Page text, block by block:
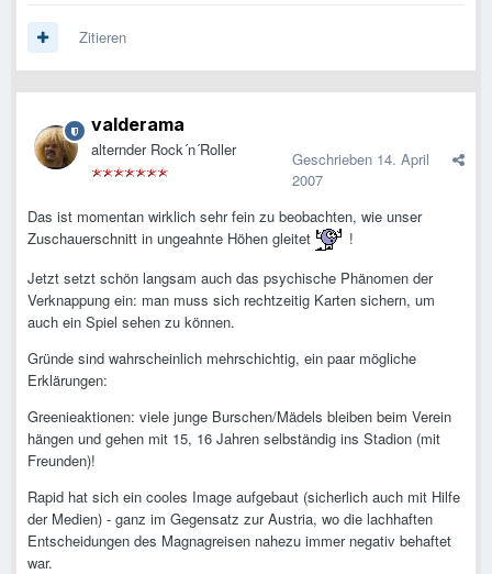
Zitieren
valderama
alternder Rock´n´Roller Geschrieben 14. April
2007
Das ist momentan wirklich sehr fein zu beobachten, wie unser
Zuschauerschnitt in ungeahnte Höhen gleitet
!
Jetzt setzt schön langsam auch das psychische Phänomen der
Verknappung ein: man muss sich rechtzeitig Karten sichern, um
auch ein Spiel sehen zu können.
Gründe sind wahrscheinlich mehrschichtig, ein paar mögliche
Erklärungen:
Greenieaktionen: viele junge Burschen/Mädels bleiben beim Verein
hängen und gehen mit 15, 16 Jahren selbständig ins Stadion (mit
Freunden)!
Rapid hat sich ein cooles Image aufgebaut (sicherlich auch mit Hilfe
der Medien) - ganz im Gegensatz zur Austria, wo die lachhaften
Entscheidungen des Magnagreisen nahezu immer negativ behaftet
war.